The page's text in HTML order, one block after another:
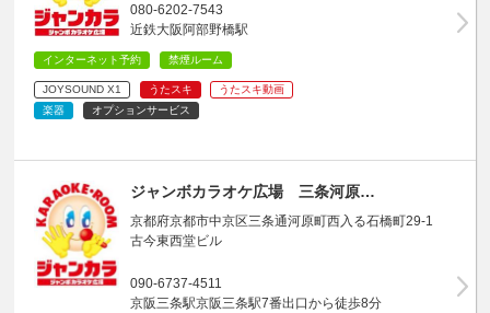
080-6202-7543
近鉄大阪阿部野橋駅
インターネット予約 禁煙ルーム
JOYSOUND X1 うたスキ
うたスキ動画
楽器
オプションサービス
ジャンボカラオケ広場 三条河原…
京都府京都市中京区三条通河原町西入る石橋町29-1
古今東西堂ビル
090-6737-4511
京阪三条駅京阪三条駅7番出口から徒歩8分